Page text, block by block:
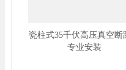
瓷柱式35千伏高压真空断
专业安装